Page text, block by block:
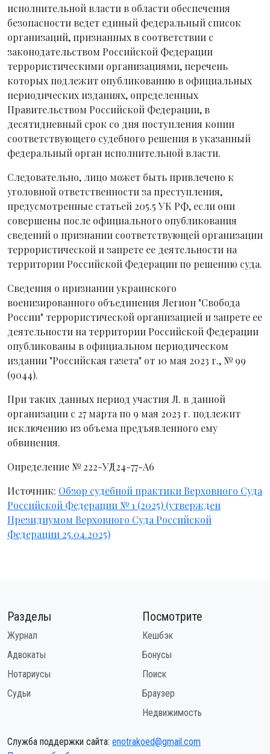
исполнительной власти в области обеспечения
безопасности ведет единый федеральный список
организаций, признанных в соответствии с
законодательством Российской Федерации
террористическими организациями, перечень
которых подлежит опубликованию в официальных
периодических изданиях, определенных
Правительством Российской Федерации, в
десятидневный срок со дня поступления копии
соответствующего судебного решения в указанный
федеральный орган исполнительной власти.
Следовательно, лицо может быть привлечено к
уголовной ответственности за преступления,
предусмотренные статьей 205.5 УК РФ, если они
совершены после официального опубликования
сведений о признании соответствующей организации
террористической и запрете ее деятельности на
территории Российской Федерации по решению суда.
Сведения о признании украинского
военизированного объединения Легион "Свобода
России" террористической организацией и запрете ее
деятельности на территории Российской Федерации
опубликованы в официальном периодическом
издании "Российская газета" от 10 мая 2023 г., № 99
(9044).
При таких данных период участия Л. в данной
организации с 27 марта по 9 мая 2023 г. подлежит
исключению из объема предъявленного ему
обвинения.
Определение № 222-УД24-77-А6
Источник: Обзор судебной практики Верховного Суда
Российской Федерации № 1 (2025) (утвержден
Президиумом Верховного Суда Российской
Федерации 25.04.2025)
Разделы
Журнал
Адвокаты
Нотариусы
Судьи
Посмотрите
Кешбэк
Бонусы
Поиск
Браузер
Недвижимость
Служба поддержки сайта: enotrakoed@gmail.com